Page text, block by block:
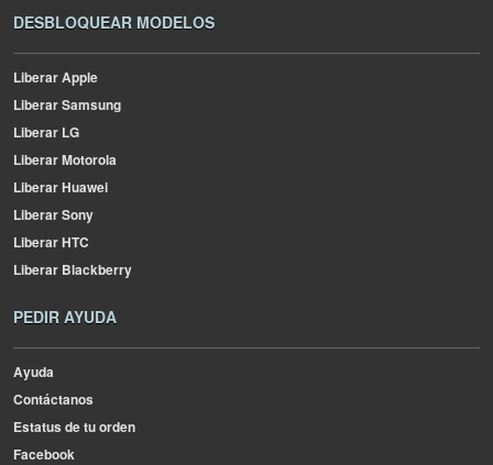
DESBLOQUEAR MODELOS
Liberar Apple
Liberar Samsung
Liberar LG
Liberar Motorola
Liberar Huawei
Liberar Sony
Liberar HTC
Liberar Blackberry
PEDIR AYUDA
Ayuda
Contáctanos
Estatus de tu orden
Facebook